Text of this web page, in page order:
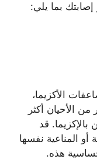
بما يلي:
الأكزيما،
الأحيان أكثر
قد
أو المناعية نفسها
هذه.